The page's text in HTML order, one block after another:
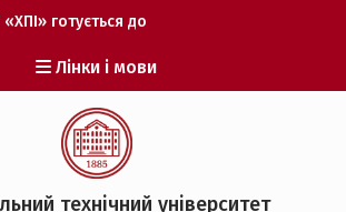
готується до
таланти ХПІ
на
«Червона
– 2027»
уклав угоду про
з ДержНДІ
Лінки і мови
технічний університет